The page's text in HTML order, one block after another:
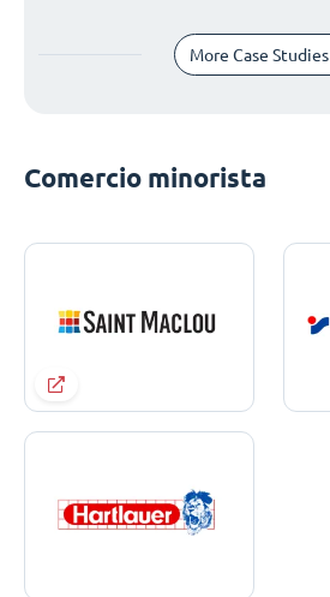
More Case Studies
Comercio minorista